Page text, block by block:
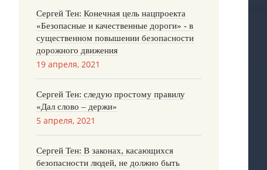
Сергей Тен: Конечная цель нацпроекта
«Безопасные и качественные дороги» - в
существенном повышении безопасности
дорожного движения
19 апреля, 2021
Сергей Тен: следую простому правилу
«Дал слово – держи»
5 апреля, 2021
Сергей Тен: В законах, касающихся
безопасности людей, не должно быть